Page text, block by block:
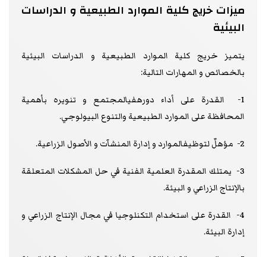
ميزات خريج كلية الموارد الطبيعية و الدراسات
البيئية
يتميز خريج كلية الموارد الطبيعية و الدراسات البيئية
بالخصائص و المهارات التالية:
1- القدرة على أداء دورهفيالمجتمع و تنويره بأهمية
المحافظة على الموارد الطبيعية والتنوع البيولوجي.
2- مؤهلٌ لتوظيفالموارد و إدارة المنشآت و الأصول الزراعية.
3- يمتلك المقدرة العلمية الفنية في حل المشكلات المتعلقة
بالإنتاج الزراعي و البيئة.
4- القدرة على استخدام التكنلوجيا في مجال الإنتاج الزراعي و
إدارة البيئة.